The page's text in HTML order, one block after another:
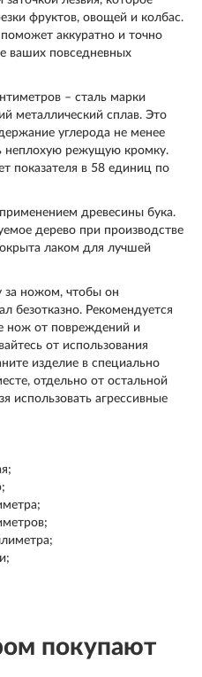
фруктов, овощей и колбас.
аккуратно и точно
ваших повседневных
– сталь марки
металлический сплав. Это
углерода не менее
неплохую режущую кромку.
показателя в 58 единиц по
древесины бука.
дерево при производстве
лаком для лучшей
за ножом, чтобы он
безотказно. Рекомендуется
нож от повреждений и
от использования
изделие в специально
отдельно от остальной
использовать агрессивные
покупают